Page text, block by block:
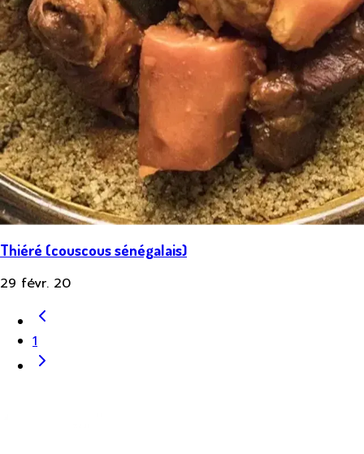
Thiéré (couscous sénégalais)
29 févr. 20
1